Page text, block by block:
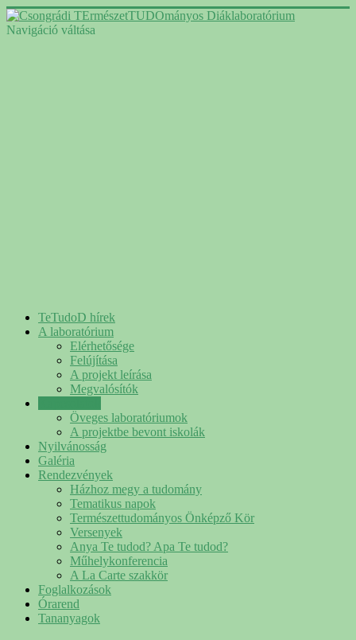
Navigáció váltása
TeTudoD hírek
A laboratórium
Elérhetősége
Felújítása
A projekt leírása
Megvalósítók
Öveges laboratóriumok
A projektbe bevont iskolák
Nyilvánosság
Galéria
Rendezvények
Házhoz megy a tudomány
Tematikus napok
Természettudományos Önképző Kör
Versenyek
Anya Te tudod? Apa Te tudod?
Műhelykonferencia
A La Carte szakkör
Foglalkozások
Órarend
Tananyagok